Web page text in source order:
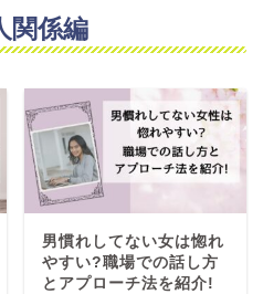
関係編
男慣れしてない女は惚れ
やすい?職場での話し方
とアプローチ法を紹介!